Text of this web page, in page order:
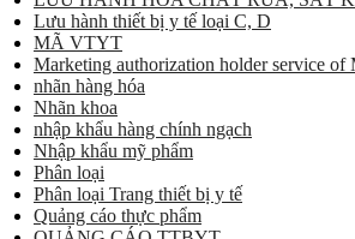
Lưu hành thiết bị y tế loại C, D
MÃ VTYT
Marketing authorization holder service of
nhãn hàng hóa
Nhãn khoa
nhập khẩu hàng chính ngạch
Nhập khẩu mỹ phẩm
Phân loại
Phân loại Trang thiết bị y tế
Quảng cáo thực phẩm